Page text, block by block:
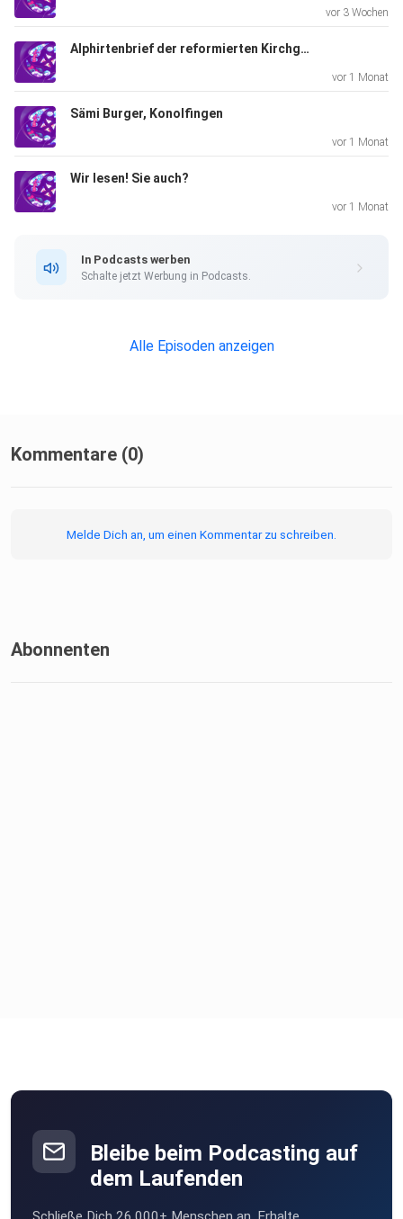
vor 3 Wochen
Alphirtenbrief der reformierten Kirchgemeinde Sigriswil
vor 1 Monat
Sämi Burger, Konolfingen
vor 1 Monat
Wir lesen! Sie auch?
vor 1 Monat
In Podcasts werben
Schalte jetzt Werbung in Podcasts.
Alle Episoden anzeigen
Kommentare (0)
Melde Dich an, um einen Kommentar zu schreiben.
Abonnenten
Bleibe beim Podcasting auf
dem Laufenden